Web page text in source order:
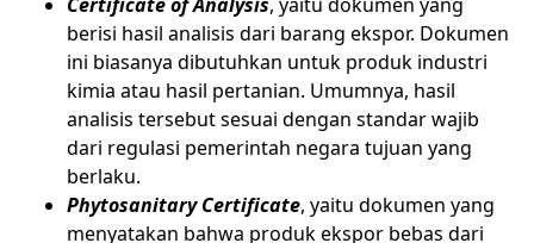
berisi hasil analisis dari barang ekspor. Dokumen
ini biasanya dibutuhkan untuk produk industri
kimia atau hasil pertanian. Umumnya, hasil
analisis tersebut sesuai dengan standar wajib
dari regulasi pemerintah negara tujuan yang
berlaku.
Phytosanitary Certificate, yaitu dokumen yang
menyatakan bahwa produk ekspor bebas dari